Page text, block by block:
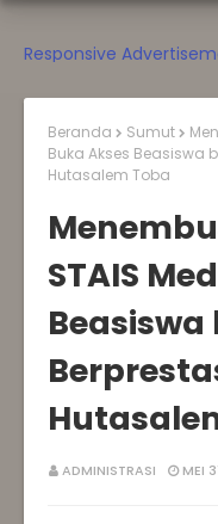
Responsive
Beranda Sumut
Buka Akses Beasiswa
Hutasalem Toba
STAIS
ADMINISTRASI MEI